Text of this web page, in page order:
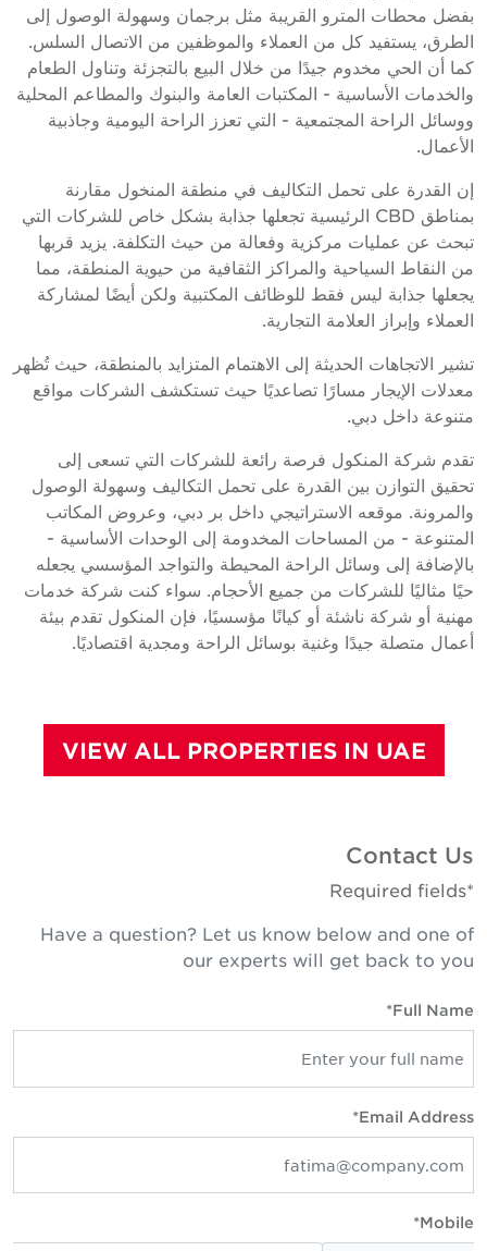
بفضل محطات المترو القريبة مثل برجمان وسهولة الوصول إلى
الطرق، يستفيد كل من العملاء والموظفين من الاتصال السلس.
كما أن الحي مخدوم جيدًا من خلال البيع بالتجزئة وتناول الطعام
والخدمات الأساسية - المكتبات العامة والبنوك والمطاعم المحلية
ووسائل الراحة المجتمعية - التي تعزز الراحة اليومية وجاذبية
الأعمال.
إن القدرة على تحمل التكاليف في منطقة المنخول مقارنة
بمناطق CBD الرئيسية تجعلها جذابة بشكل خاص للشركات التي
تبحث عن عمليات مركزية وفعالة من حيث التكلفة. يزيد قربها
من النقاط السياحية والمراكز الثقافية من حيوية المنطقة، مما
يجعلها جذابة ليس فقط للوظائف المكتبية ولكن أيضًا لمشاركة
العملاء وإبراز العلامة التجارية.
تشير الاتجاهات الحديثة إلى الاهتمام المتزايد بالمنطقة، حيث تُظهر
معدلات الإيجار مسارًا تصاعديًا حيث تستكشف الشركات مواقع
متنوعة داخل دبي.
تقدم شركة المنكول فرصة رائعة للشركات التي تسعى إلى
تحقيق التوازن بين القدرة على تحمل التكاليف وسهولة الوصول
والمرونة. موقعه الاستراتيجي داخل بر دبي، وعروض المكاتب
المتنوعة - من المساحات المخدومة إلى الوحدات الأساسية -
بالإضافة إلى وسائل الراحة المحيطة والتواجد المؤسسي يجعله
حيًا مثاليًا للشركات من جميع الأحجام. سواء كنت شركة خدمات
مهنية أو شركة ناشئة أو كيانًا مؤسسيًا، فإن المنكول تقدم بيئة
أعمال متصلة جيدًا وغنية بوسائل الراحة ومجدية اقتصاديًا.
VIEW ALL PROPERTIES IN UAE
Contact Us
*Required fields
Have a question? Let us know below and one of
our experts will get back to you
Full Name*
Email Address*
Mobile*